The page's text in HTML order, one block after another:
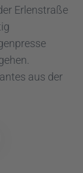
Erlenstraße
aus der